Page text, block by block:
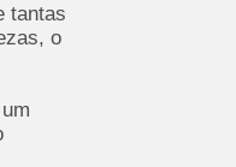
tantas
o